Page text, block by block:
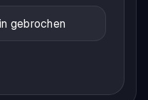
gebrochen